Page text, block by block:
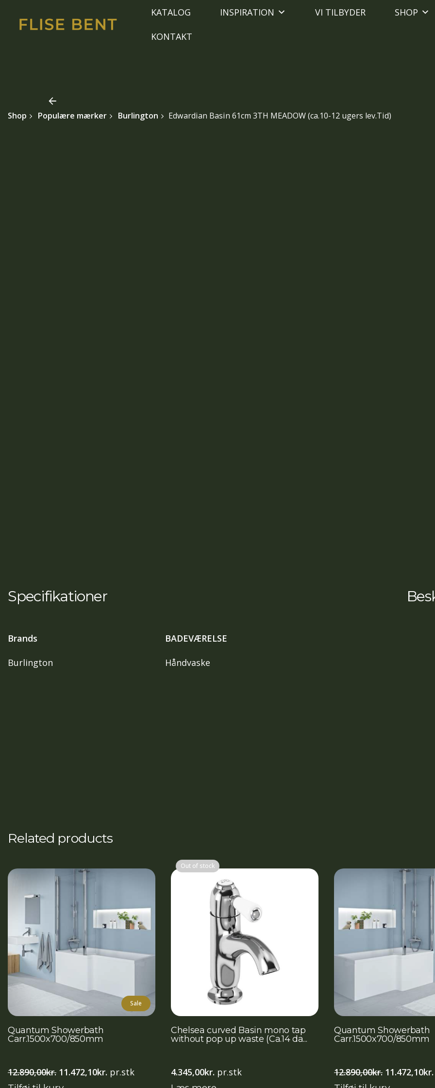
content
KATALOG INSPIRATION VI TILBYDER SHOP
KONTAKT
Shop Populære mærker Burlington Edwardian Basin 61cm 3TH MEADOW (ca.10-12 ugers lev.Tid)
Specifikationer
Brands BADEVÆRELSE
Burlington Håndvaske
Related products
Sale
Quantum Showerbath
Carr.1500x700/850mm
12.890,00kr. Den
oprindelige
11.472,10kr. Den
aktuelle
pr.stk
Out of stock
Chelsea curved Basin mono tap
without pop up waste (Ca.14 da...
4.345,00kr. pr.stk
Quantum Showerbath
Carr.1500x700/850mm
12.890,00kr. Den
oprindelige
11.472,10kr.